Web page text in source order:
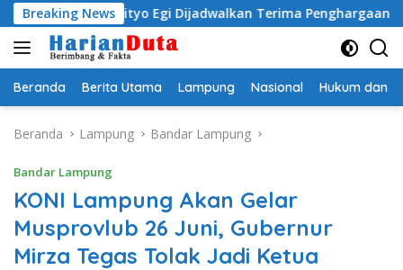
Langsung
ke
konten
Breaking News
Radityo Egi Dijadwalkan Terima Penghargaan dari HKBP
Beranda Berita Utama Lampung Nasional Hukum dan
Beranda Lampung Bandar Lampung
Bandar Lampung
KONI Lampung Akan Gelar
Musprovlub 26 Juni, Gubernur
Mirza Tegas Tolak Jadi Ketua